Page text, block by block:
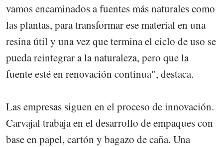
vamos encaminados a fuentes más naturales como
las plantas, para transformar ese material en una
resina útil y una vez que termina el ciclo de uso se
pueda reintegrar a la naturaleza, pero que la
fuente esté en renovación continua", destaca.
Las empresas siguen en el proceso de innovación.
Carvajal trabaja en el desarrollo de empaques con
base en papel, cartón y bagazo de caña. Una